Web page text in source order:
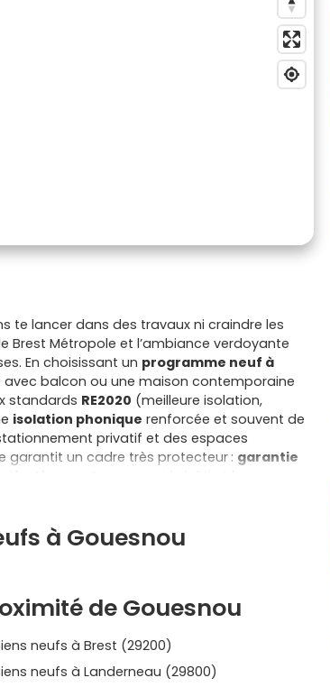
te lancer dans des travaux ni craindre les
Brest Métropole et l’ambiance verdoyante
En choisissant un programme neuf à
balcon ou une maison contemporaine
standards RE2020 (meilleure isolation,
isolation phonique renforcée et souvent de
privatif et des espaces
garantit un cadre très protecteur : garantie
décidée par la commune. Au quotidien,
les zones d’activités de Kergaradec et du
Bohars, Guilers, Plabennec, Bourg-Blanc,
ou Guipavas sont toutes à moins de 20 km,
Que tu recherches un T2 facile à vivre pour
programme neuf à Gouesnou
à Gouesnou
de Gouesnou
neufs à Brest (29200)
neufs à Landerneau (29800)